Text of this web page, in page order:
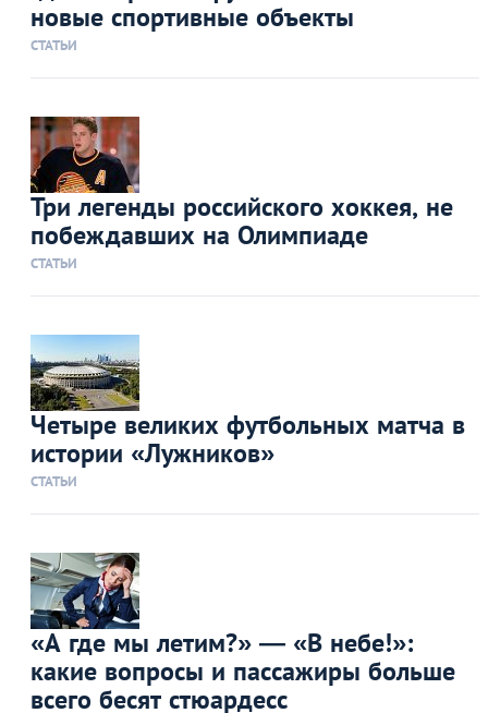
новые спортивные объекты
СТАТЬИ
Три легенды российского хоккея, не
побеждавших на Олимпиаде
СТАТЬИ
Четыре великих футбольных матча в
истории «Лужников»
СТАТЬИ
«А где мы летим?» — «В небе!»:
какие вопросы и пассажиры больше
всего бесят стюардесс